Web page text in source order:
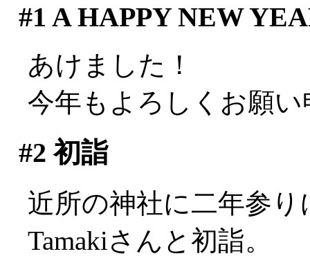
#1 A HAPPY NEW
あけました！
今年もよろしくお願
#2 初詣
近所の神社に二年参
Tamakiさんと初詣。